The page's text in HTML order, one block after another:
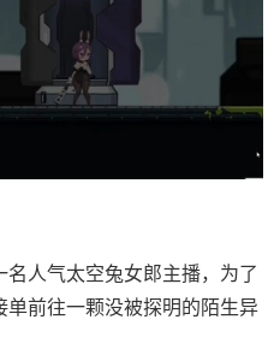
人气太空兔女郎主播，为了
前往一颗没被探明的陌生异